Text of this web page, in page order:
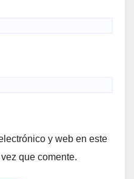
y web en este
que comente.